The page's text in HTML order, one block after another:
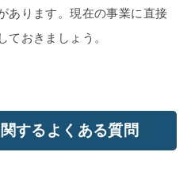
あります。現在の事業に直接
ておきましょう。
するよくある質問